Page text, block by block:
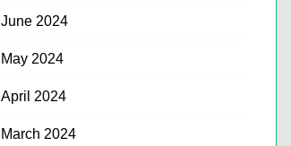
June 2024
May 2024
April 2024
March 2024